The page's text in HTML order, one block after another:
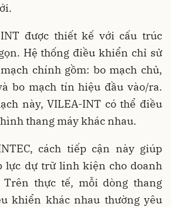
được thiết kế với cấu trúc
Hệ thống điều khiển chỉ sử
chính gồm: bo mạch chủ,
bo mạch tín hiệu đầu vào/ra.
này, VILEA-INT có thể điều
thang máy khác nhau.
cách tiếp cận này giúp
lực dự trữ linh kiện cho doanh
thực tế, mỗi dòng thang
khiển khác nhau thường yêu